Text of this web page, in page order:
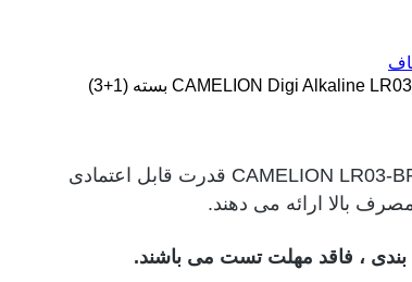
باتری نیم قلم کملیون آلکالاین CAMELION Digi Alkaline LR03-BP4DG AAA بسته (1+3)
باتری نیم قلم کملیون آلکالاین CAMELION LR03-BP4DG AAA قدرت قابل اعتمادی
بالا ارائه می دهند.
بندی ، فاقد مهلت تست می باشند.